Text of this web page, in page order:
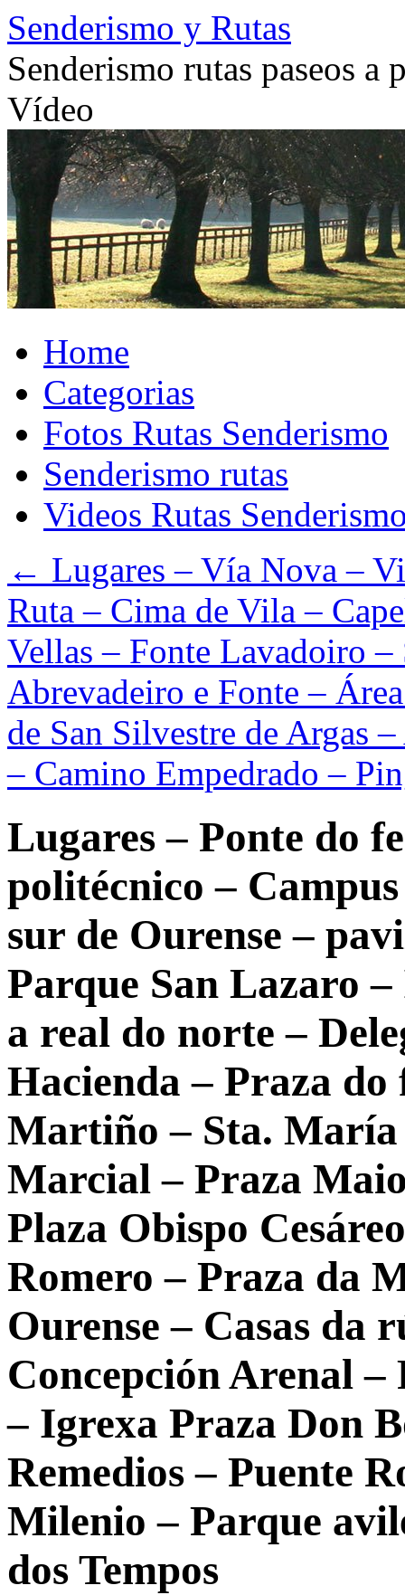
Skip
to
content
Senderismo y Rutas
Senderismo rutas paseos
Vídeo
Home
Categorias
Fotos Rutas Senderismo
Senderismo rutas
Videos Rutas
← Lugares – Vía Nova –
Ruta – Cima de Vila –
Vellas – Fonte Lavadoiro
Abrevadeiro e Fonte –
de San Silvestre de Argas
– Camino Empedrado –
Lugares – Ponte do
politécnico –
sur de Ourense –
Parque San Lazaro
a real do norte –
Hacienda – Praza
Martiño – Sta. María
Marcial – Praza
Plaza Obispo
Romero – Praza da
Ourense – Casas da
Concepción Arenal
– Igrexa Praza Don
Remedios – Puente
Milenio – Parque
dos Tempos